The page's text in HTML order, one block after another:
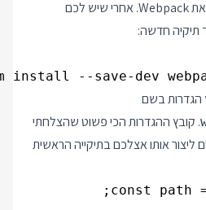
שלנו את npm ודרכו להתקין את Webpack. אחרי שיש לכם
הגדרות בשם
. קובץ ההגדרות הכי פשוט שהצלחתי
ליצור אותו אצלכם בתיקייה הראשית